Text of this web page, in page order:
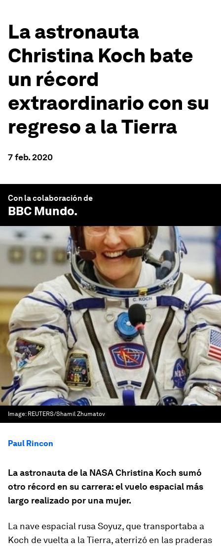
La astronauta
Christina Koch bate
un récord
extraordinario con su
regreso a la Tierra
7 feb. 2020
Con la colaboración de
BBC Mundo.
Image: REUTERS/Shamil Zhumatov
Paul Rincon
La astronauta de la NASA Christina Koch sumó
otro récord en su carrera: el vuelo espacial más
largo realizado por una mujer.
La nave espacial rusa Soyuz, que transportaba a
Koch de vuelta a la Tierra, aterrizó en las praderas